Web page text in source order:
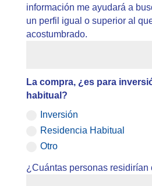
información me ayudará a
un perfil igual o superior al
acostumbrado.
La compra, ¿es para
habitual?
Inversión
Residencia Habitual
Otro
¿Cuántas personas residirían